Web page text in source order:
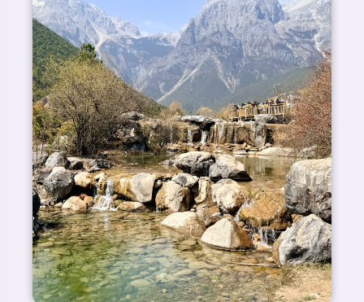
最容易想到的，就是把梯度想象成爬山。比如我站在玉
龙雪山山脚下仰望一座山：